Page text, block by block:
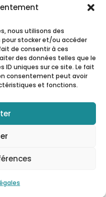
nous utilisons des
stocker et/ou accéder
de consentir à ces
des données telles que le
uniques sur ce site. Le fait
consentement peut avoir
et fonctions.
de la
et en
comprend
de ces
© 2023 by